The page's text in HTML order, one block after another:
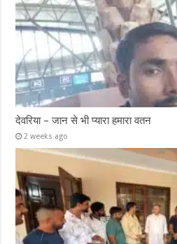
देवरिया – जान से भी प्यारा हमारा वतन
2 weeks ago